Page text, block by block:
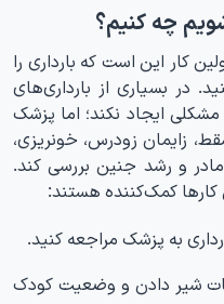
چه کنیم؟
کار این است که بارداری را
در بسیاری از بارداری‌های
ایجاد نکند؛ اما پزشک
زایمان زودرس، خونریزی،
و رشد جنین بررسی کند.
کمک‌کننده هستند:
به پزشک مراجعه کنید.
شیر دادن و وضعیت کودک